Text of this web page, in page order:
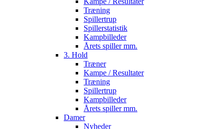
Træning
Spillertrup
Spillerstatistik
Kampbilleder
Årets spiller mm.
3. Hold
Træner
Kampe / Resultater
Træning
Spillertrup
Kampbilleder
Årets spiller mm.
Damer
Nyheder